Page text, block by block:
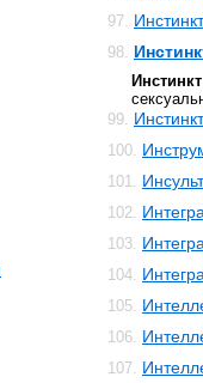
97.
98.
99.
100.
101. Инсульт
102.
103.
104.
105.
106.
107.